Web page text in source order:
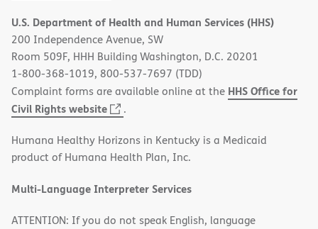
new
window)
U.S. Department of Health and Human Services (HHS)
200 Independence Avenue, SW
Room 509F, HHH Building Washington, D.C. 20201
1-800-368-1019, 800-537-7697 (TDD)
Complaint forms are available online at the HHS Office for
Civil Rights website
(opens
new
window)
.
Humana Healthy Horizons in Kentucky is a Medicaid
product of Humana Health Plan, Inc.
Multi-Language Interpreter Services
ATTENTION: If you do not speak English, language